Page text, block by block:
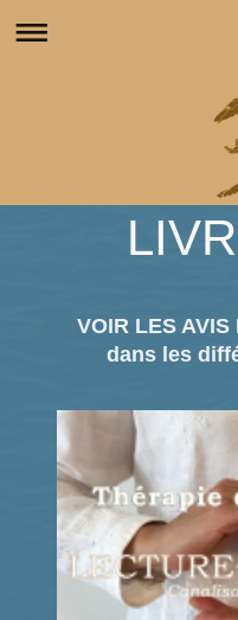
VOIR LES AVIS
dans les